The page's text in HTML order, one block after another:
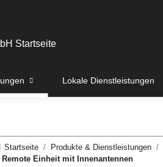
Lokale Dienstleistungen
Startseite Produkte & Dienstleistungen
Remote Einheit mit Innenantennen